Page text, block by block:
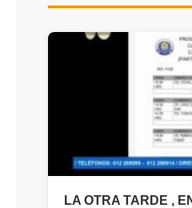
LA OTRA TARDE ,